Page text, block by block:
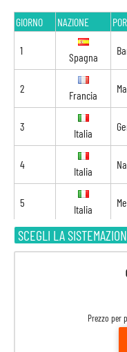
SCEGLI LA
Prezzo per
GIORNO NAZIONE
1
Spagna
2
Francia
3
Italia
4
Italia
5
Italia
6
Malta